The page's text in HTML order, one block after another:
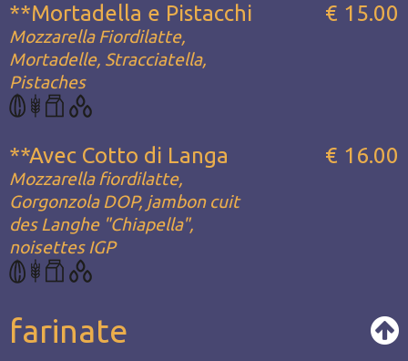
**Mortadella e Pistacchi
Mozzarella Fiordilatte,
Mortadelle, Stracciatella,
Pistaches
€ 15.00
**Avec Cotto di Langa
Mozzarella fiordilatte,
Gorgonzola DOP, jambon cuit
des Langhe "Chiapella",
noisettes IGP
€ 16.00
farinate